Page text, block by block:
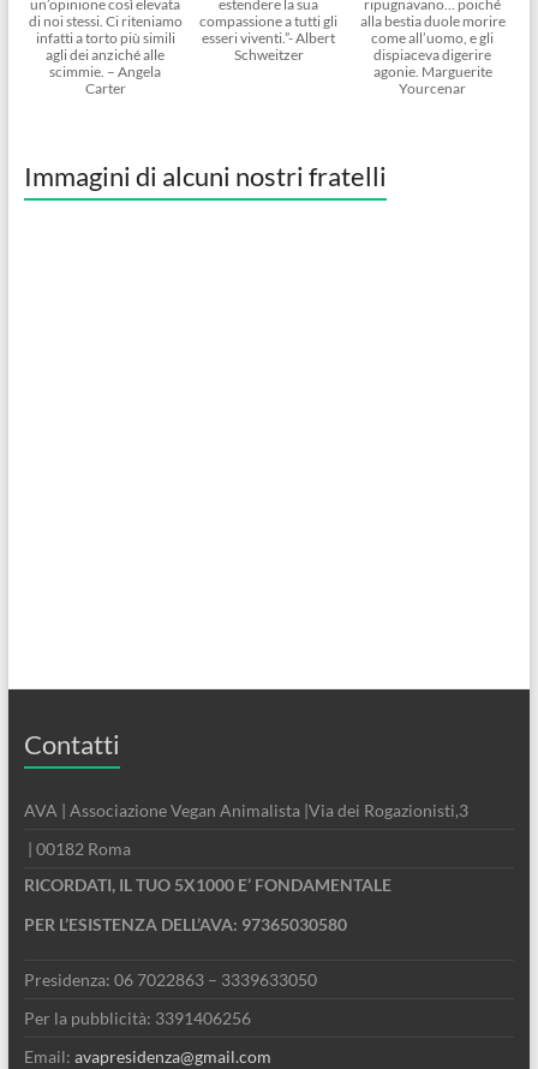
un’opinione così elevata
di noi stessi. Ci riteniamo
infatti a torto più simili
agli dei anziché alle
scimmie. – Angela
Carter
estendere la sua
compassione a tutti gli
esseri viventi.”- Albert
Schweitzer
ripugnavano… poiché
alla bestia duole morire
come all’uomo, e gli
dispiaceva digerire
agonie. Marguerite
Yourcenar
Immagini di alcuni nostri fratelli
Contatti
AVA | Associazione Vegan Animalista |Via dei Rogazionisti,3
| 00182 Roma
RICORDATI, IL TUO 5X1000 E’ FONDAMENTALE
PER L’ESISTENZA DELL’AVA: 97365030580
Presidenza: 06 7022863 – 3339633050
Per la pubblicità: 3391406256
Email: avapresidenza@gmail.com